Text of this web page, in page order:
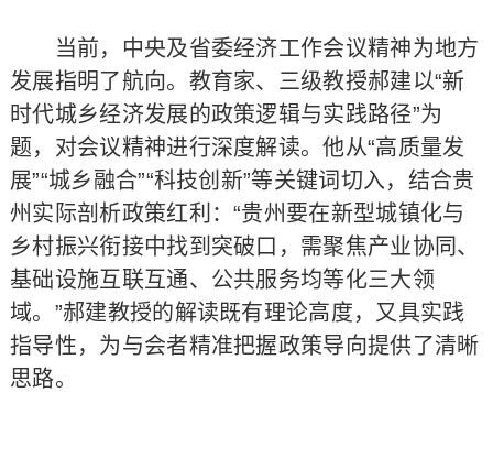
当前，中央及省委经济工作会议精神为地方
发展指明了航向。教育家、三级教授郝建以“新
时代城乡经济发展的政策逻辑与实践路径”为
题，对会议精神进行深度解读。他从“高质量发
展”“城乡融合”“科技创新”等关键词切入，结合贵
州实际剖析政策红利：“贵州要在新型城镇化与
乡村振兴衔接中找到突破口，需聚焦产业协同、
基础设施互联互通、公共服务均等化三大领
域。”郝建教授的解读既有理论高度，又具实践
指导性，为与会者精准把握政策导向提供了清晰
思路。